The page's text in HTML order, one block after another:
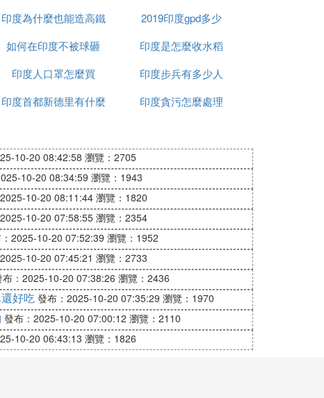
榴槤
印度為什麼也能造高鐵
2019印度gpd多少
如何在印度不被球砸
印度是怎麼收水稻
印度人口罩怎麼買
印度步兵有多少人
印度首都新德里有什麼
印度貪污怎麼處理
10-20 08:42:58 瀏覽：2705
10-20 08:34:59 瀏覽：1943
10-20 08:11:44 瀏覽：1820
10-20 07:58:55 瀏覽：2354
2025-10-20 07:52:39 瀏覽：1952
10-20 07:45:21 瀏覽：2733
布：2025-10-20 07:38:26 瀏覽：2436
好吃 發布：2025-10-20 07:35:29 瀏覽：1970
發布：2025-10-20 07:00:12 瀏覽：2110
10-20 06:43:13 瀏覽：1826